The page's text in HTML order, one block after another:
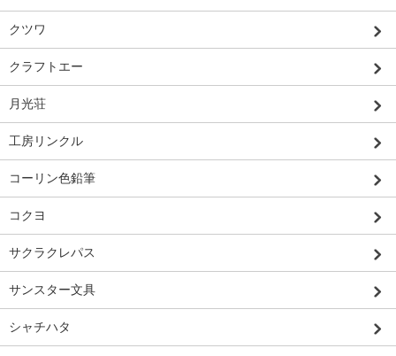
クツワ
クラフトエー
月光荘
工房リンクル
コーリン色鉛筆
コクヨ
サクラクレパス
サンスター文具
シャチハタ